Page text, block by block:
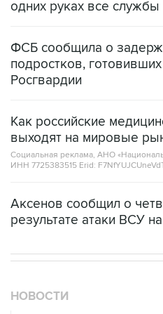
одних руках все
ФСБ сообщила о
подростков,
Росгвардии
Как российские
выходят на мировые
Социальная реклама, АНО
ИНН 7725383515 Erid:
Аксенов сообщил о
результате атаки ВСУ
НОВОСТИ